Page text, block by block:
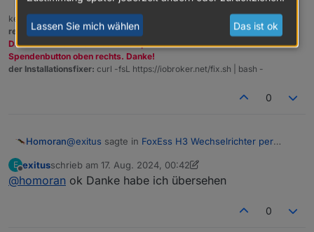
kein Support per PN! - Fragen im Forum stellen -
Benutzt das Voting
rechts unten im Beitrag wenn er euch geholfen hat.
Das Forum freut sich über eine Spende. Benutzt dazu den
Spendenbutton oben rechts. Danke!
der Installationsfixer: curl -fsL https://iobroker.net/fix.sh | bash -
0
Homoran@exitus sagte in FoxEss H3 Wechselrichter per
@ mrx552 warum habe ich nicht wie oben auf
E
Offline
exitusschrieb am 17. Aug. 2024, 00:42
zuletzt editiert von exitus
@homoran ok Danke habe ich übersehen
0
Lassen Sie mich wählen Das ist ok